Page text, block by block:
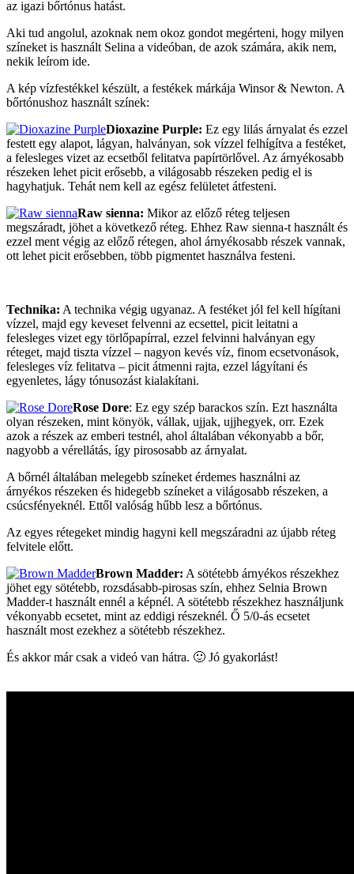
az igazi bőrtónus hatást.
Aki tud angolul, azoknak nem okoz gondot megérteni, hogy milyen
színeket is használt Selina a videóban, de azok számára, akik nem,
nekik leírom ide.
A kép vízfestékkel készült, a festékek márkája Winsor & Newton. A
bőrtónushoz használt színek:
Dioxazine Purple: Ez egy lilás árnyalat és ezzel
festett egy alapot, lágyan, halványan, sok vízzel felhígítva a festéket,
a felesleges vizet az ecsetből felitatva papírtörlővel. Az árnyékosabb
részeken lehet picit erősebb, a világosabb részeken pedig el is
hagyhatjuk. Tehát nem kell az egész felületet átfesteni.
Raw sienna: Mikor az előző réteg teljesen
megszáradt, jöhet a következő réteg. Ehhez Raw sienna-t használt és
ezzel ment végig az előző rétegen, ahol árnyékosabb részek vannak,
ott lehet picit erősebben, több pigmentet használva festeni.
Technika: A technika végig ugyanaz. A festéket jól fel kell hígítani
vízzel, majd egy keveset felvenni az ecsettel, picit leitatni a
felesleges vizet egy törlőpapírral, ezzel felvinni halványan egy
réteget, majd tiszta vízzel – nagyon kevés víz, finom ecsetvonások,
felesleges víz felitatva – picit átmenni rajta, ezzel lágyítani és
egyenletes, lágy tónusozást kialakítani.
Rose Dore: Ez egy szép barackos szín. Ezt használta
olyan részeken, mint könyök, vállak, ujjak, ujjhegyek, orr. Ezek
azok a részek az emberi testnél, ahol általában vékonyabb a bőr,
nagyobb a vérellátás, így pirososabb az árnyalat.
A bőrnél általában melegebb színeket érdemes használni az
árnyékos részeken és hidegebb színeket a világosabb részeken, a
csúcsfényeknél. Ettől valóság hűbb lesz a bőrtónus.
Az egyes rétegeket mindig hagyni kell megszáradni az újabb réteg
felvitele előtt.
Brown Madder: A sötétebb árnyékos részekhez
jöhet egy sötétebb, rozsdásabb-pirosas szín, ehhez Selnia Brown
Madder-t használt ennél a képnél. A sötétebb részekhez használjunk
vékonyabb ecsetet, mint az eddigi részeknél. Ő 5/0-ás ecsetet
használt most ezekhez a sötétebb részekhez.
És akkor már csak a videó van hátra. 🙂 Jó gyakorlást!